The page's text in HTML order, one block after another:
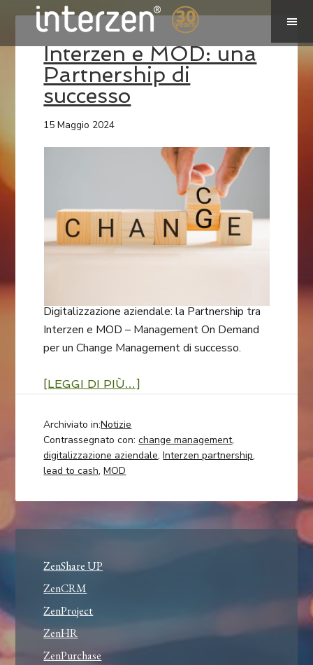
Interzen e MOD: una
Partnership di
successo
15 Maggio 2024
Digitalizzazione aziendale: la Partnership tra
Interzen e MOD – Management On Demand
per un Change Management di successo.
[LEGGI DI PIÙ…]
Archiviato in:Notizie
Contrassegnato con:change management,
digitalizzazione aziendale,Interzen partnership,
lead to cash,MOD
ZenShare UP
ZenCRM
ZenProject
ZenHR
ZenPurchase